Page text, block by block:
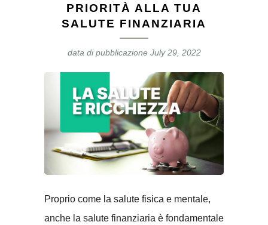
PRIORITÀ ALLA TUA
SALUTE FINANZIARIA
data di pubblicazione July 29, 2022
Proprio come la salute fisica e mentale,
anche la salute finanziaria è fondamentale